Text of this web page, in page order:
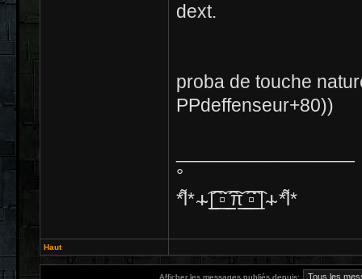
dext.
proba de touche
PPdeffenseur+80))
°
*͌l* ̴ı̴̴ ͡|̲̲̲͡͡͡ ̲▫̲͡ ̲̲̲͡͡π̲̲͡͡ ̲̲͡▫̲̲͡͡ ̲| ̴ı̴ *͌l*
Haut
Afficher les messages publiés depuis: